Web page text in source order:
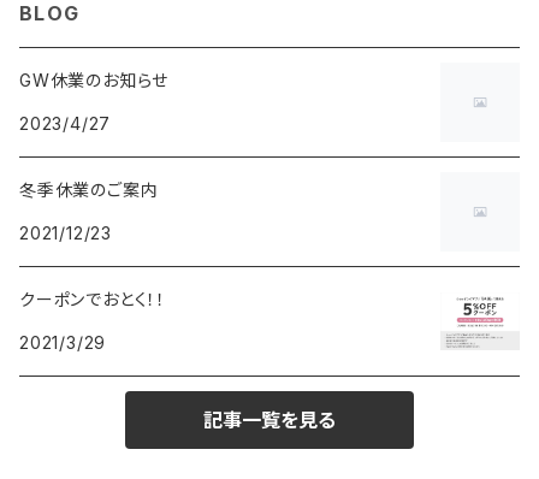
DISNEY
FOREVER
CLUSE
DUNHILL
BEAMZSQUARE
TOMMY HILFIGER
MICHAEL KORS
MARC JACOBS
DIESEL
ATLANTIC STARS
VIVIENNE WESTWOOD
POLO RALPH LAUREN
BROMPTON
HAMILTON
INCASE
TANACOCORO
WOODEN
CASIO
SMYTHSON
Micol
BLOG
GW休業のお知らせ
2023/4/27
冬季休業のご案内
2021/12/23
クーポンでおとく！！
2021/3/29
記事一覧を見る